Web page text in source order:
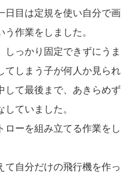
日目は定規を使い自分で画
作業をしました。
しっかり固定できずにうま
てしまう子が何人か見られ
して最後まで、あきらめず
ていました。
ローを組み立てる作業をし
て自分だけの飛行機を作っ